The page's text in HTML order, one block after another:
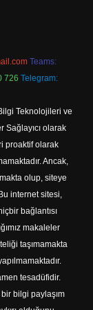
Teams:
726 Telegram:
Teknolojileri ve
Sağlayıcı olarak
proaktif olarak
Ancak,
olup, siteye
internet sitesi,
bağlantısı
makaleler
taşımamakta
tesadüfidir.
bilgi paylaşım